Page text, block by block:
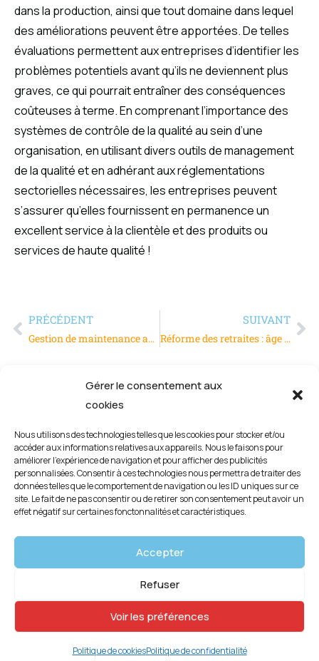
Gérer le consentement aux
cookies
Nous utilisons des technologies telles que les cookies pour stocker et/ou
accéder aux informations relatives aux appareils. Nous le faisons pour
améliorer l’expérience de navigation et pour afficher des publicités
personnalisées. Consentir à ces technologies nous permettra de traiter des
données telles que le comportement de navigation ou les ID uniques sur ce
site. Le fait de ne pas consentir ou de retirer son consentement peut avoir un
effet négatif sur certaines fonctonnalités et caractéristiques.
Accepter
Refuser
Voir les préférences
Politique de cookiesPolitique de confidentialité
dans la production, ainsi que tout domaine dans lequel
des améliorations peuvent être apportées. De telles
évaluations permettent aux entreprises d’identifier les
problèmes potentiels avant qu’ils ne deviennent plus
graves, ce qui pourrait entraîner des conséquences
coûteuses à terme. En comprenant l’importance des
systèmes de contrôle de la qualité au sein d’une
organisation, en utilisant divers outils de management
de la qualité et en adhérant aux réglementations
sectorielles nécessaires, les entreprises peuvent
s’assurer qu’elles fournissent en permanence un
excellent service à la clientèle et des produits ou
services de haute qualité !
PRÉCÉDENT
Gestion de maintenance assistée par ordinateur (GMAO)
SUIVANT
Réforme des retraites : âge de départ et pénibilité au travail
Politique de confidentialité
Politique de cookies (UE)
Copyright © 2026 | créé par identite-web.com